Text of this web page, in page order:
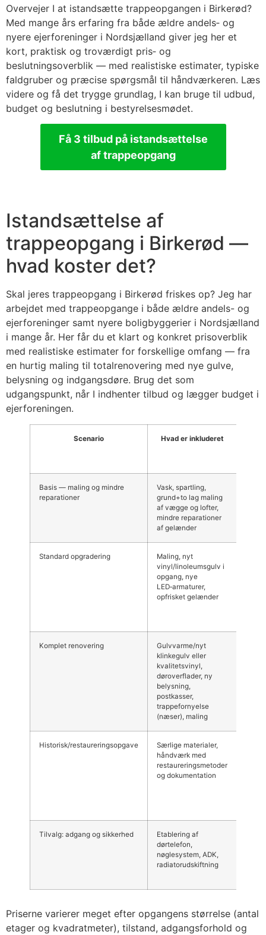
Overvejer I at istandsætte trappeopgangen i Birkerød?
Med mange års erfaring fra både ældre andels‑ og
nyere ejerforeninger i Nordsjælland giver jeg her et
kort, praktisk og troværdigt pris‑ og
beslutningsoverblik — med realistiske estimater, typiske
faldgruber og præcise spørgsmål til håndværkeren. Læs
videre og få det trygge grundlag, I kan bruge til udbud,
budget og beslutning i bestyrelsesmødet.
Få 3 tilbud på istandsættelse
af trappeopgang
Istandsættelse af
trappeopgang i Birkerød —
hvad koster det?
Skal jeres trappeopgang i Birkerød friskes op? Jeg har
arbejdet med trappeopgange i både ældre andels- og
ejerforeninger samt nyere boligbyggerier i Nordsjælland
i mange år. Her får du et klart og konkret prisoverblik
med realistiske estimater for forskellige omfang — fra
en hurtig maling til totalrenovering med nye gulve,
belysning og indgangsdøre. Brug det som
udgangspunkt, når I indhenter tilbud og lægger budget i
ejerforeningen.
Scenario Hvad er inkluderet
Basis — maling og mindre
reparationer
Vask, spartling,
grund+to lag maling
af vægge og lofter,
mindre reparationer
af gelænder
Standard opgradering
Maling, nyt
vinyl/linoleumsgulv i
opgang, nye
LED‑armaturer,
opfrisket gelænder
Komplet renovering
Gulvvarme/nyt
klinkegulv eller
kvalitetsvinyl,
døroverflader, ny
belysning,
postkasser,
trappefornyelse
(næser), maling
Historisk/restaureringsopgave
Særlige materialer,
håndværk med
restaureringsmetoder
og dokumentation
Tilvalg: adgang og sikkerhed
Etablering af
dørtelefon,
nøglesystem, ADK,
radiatorudskiftning
Priserne varierer meget efter opgangens størrelse (antal
etager og kvadratmeter), tilstand, adgangsforhold og